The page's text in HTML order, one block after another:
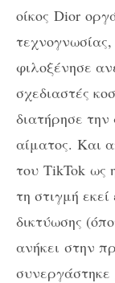
οίκος Dior
φιλοξένησε
σχεδιαστές
διατήρησε
αίματος. Και
του TikTok ως
τη στιγμή
δικτύωσης
ανήκει στην
συνεργάστηκε